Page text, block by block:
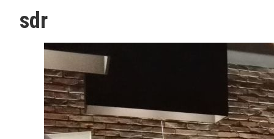
sdr